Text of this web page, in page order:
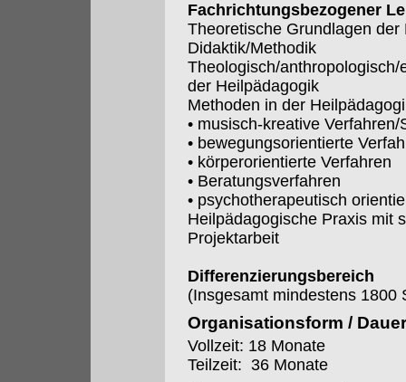
Fachrichtungsbezogener
Theoretische Grundlagen
Didaktik/Methodik
Theologisch/
der Heilpädagogik
Methoden in der
• musisch-kreative Verfahren/
• bewegungsorientierte
• körperorientierte Verfahren
• Beratungsverfahren
• psychotherapeutisch
Heilpädagogische Praxis mit
Projektarbeit
Differenzierungsbereich
(Insgesamt mindestens 1800
Organisationsform / Dauer
Vollzeit: 18 Monate
Teilzeit: 36 Monate